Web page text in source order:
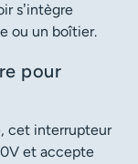
s’intègre
ou un boîtier.
pour
cet interrupteur
et accepte